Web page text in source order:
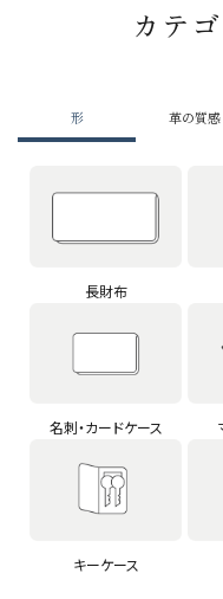
カテ
形 革の質感
長財布
名刺・カードケース
キーケース